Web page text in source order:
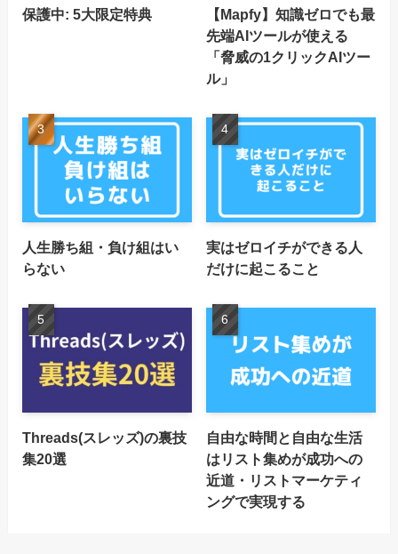
保護中: 5大限定特典
【Mapfy】知識ゼロでも最
先端AIツールが使える
「脅威の1クリックAIツー
ル」
人生勝ち組・負け組はい
らない
実はゼロイチができる人
だけに起こること
Threads(スレッズ)の裏技
集20選
自由な時間と自由な生活
はリスト集めが成功への
近道・リストマーケティ
ングで実現する